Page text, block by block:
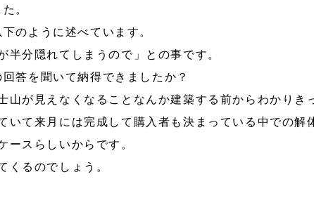
。
のように述べています。
半分隠れてしまうので」との事です。
答を聞いて納得できましたか？
が見えなくなることなんか建築する前からわかりき
て来月には完成して購入者も決まっている中での解
ースらしいからです。
くるのでしょう。